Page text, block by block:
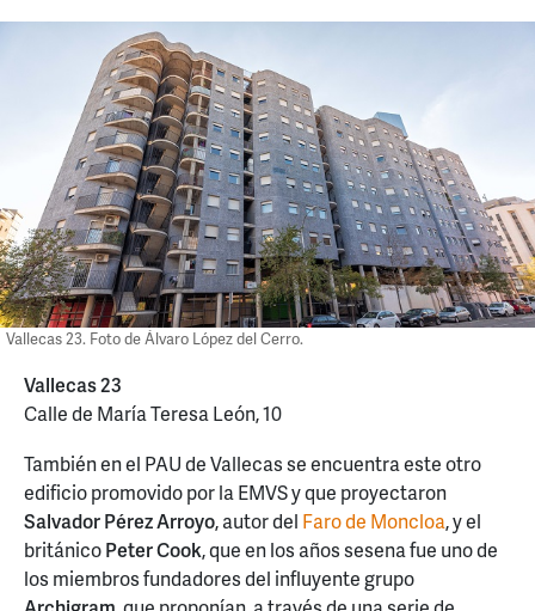
Vallecas 23. Foto de Álvaro López del Cerro.
Vallecas 23
Calle de María Teresa León, 10
También en el PAU de Vallecas se encuentra este otro
edificio promovido por la EMVS y que proyectaron
Salvador Pérez Arroyo, autor del Faro de Moncloa, y el
británicoPeter Cook, que en los años sesena fue uno de
los miembros fundadores del influyente grupo